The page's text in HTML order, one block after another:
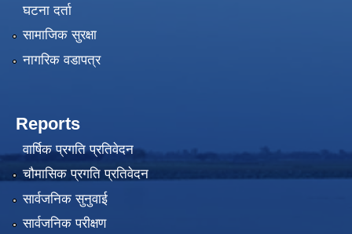
घटना दर्ता
सामाजिक सुरक्षा
नागरिक वडापत्र
Reports
वार्षिक प्रगति प्रतिवेदन
चौमासिक प्रगति प्रतिवेदन
सार्वजनिक सुनुवाई
सार्वजनिक परीक्षण